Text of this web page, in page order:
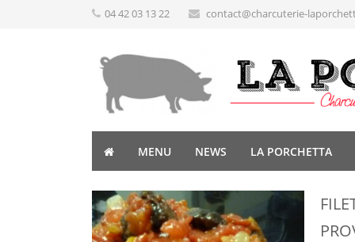
04 42 03 13 22 contact@charcuterie-
MENU NEWS LA PORCHETTA